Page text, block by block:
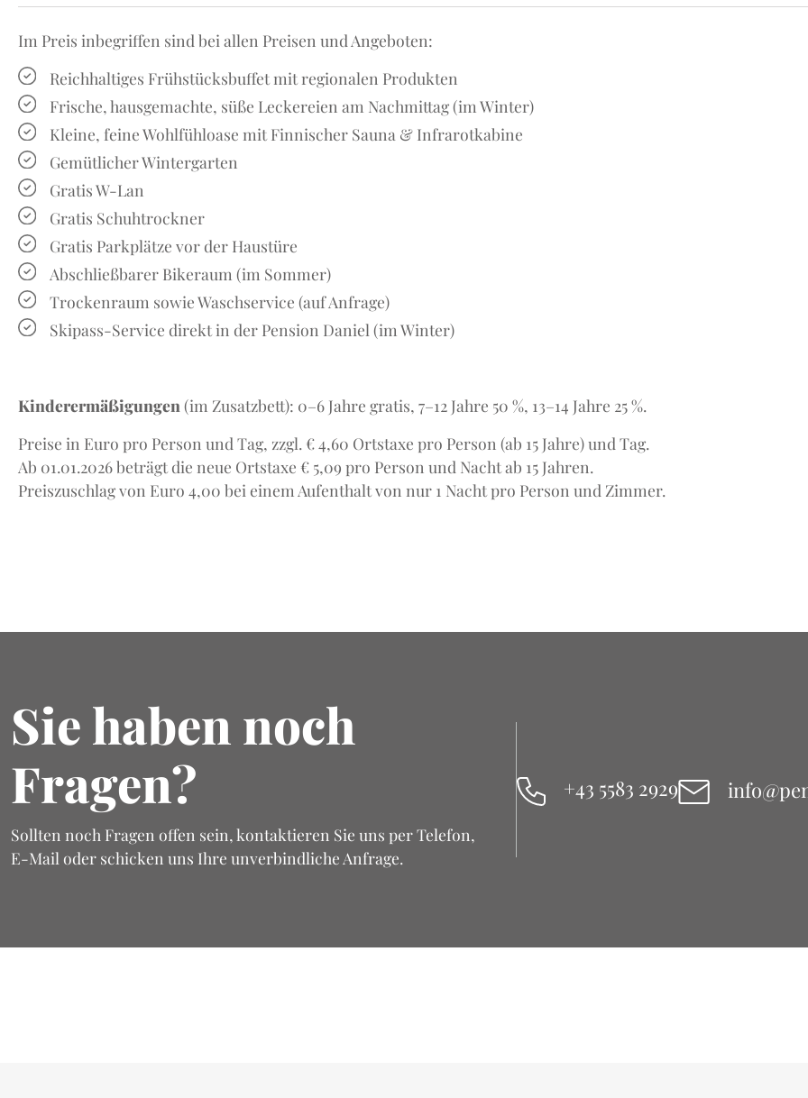
Im Preis inbegriffen sind bei allen Preisen und Angeboten:
Reichhaltiges Frühstücksbuffet mit regionalen Produkten
Frische, hausgemachte, süße Leckereien am Nachmittag (im Winter)
Kleine, feine Wohlfühloase mit Finnischer Sauna & Infrarotkabine
Gemütlicher Wintergarten
Gratis W-Lan
Gratis Schuhtrockner
Gratis Parkplätze vor der Haustüre
Abschließbarer Bikeraum (im Sommer)
Trockenraum sowie Waschservice (auf Anfrage)
Skipass-Service direkt in der Pension Daniel (im Winter)
Kinderermäßigungen (im Zusatzbett): 0–6 Jahre gratis, 7–12 Jahre 50 %, 13–14 Jahre 25 %.
Preise in Euro pro Person und Tag, zzgl. € 4,60 Ortstaxe pro Person (ab 15 Jahre) und Tag.
Ab 01.01.2026 beträgt die neue Ortstaxe € 5,09 pro Person und Nacht ab 15 Jahren.
Preiszuschlag von Euro 4,00 bei einem Aufenthalt von nur 1 Nacht pro Person und Zimmer.
Sie haben noch
Fragen?
Sollten noch Fragen offen sein, kontaktieren Sie uns per Telefon,
E-Mail oder schicken uns Ihre unverbindliche Anfrage.
+43 5583 2929